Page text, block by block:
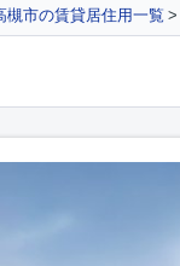
槻市の賃貸居住用一覧